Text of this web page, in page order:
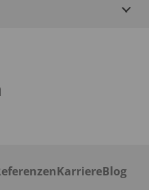
KarriereBlog